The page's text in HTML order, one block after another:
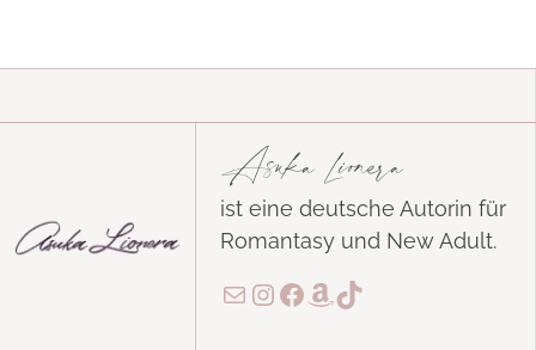
Asuka Lionera
ist eine deutsche Autorin für
Romantasy und New Adult.
E-MailInstagram
Facebook
Amazon
TikTok